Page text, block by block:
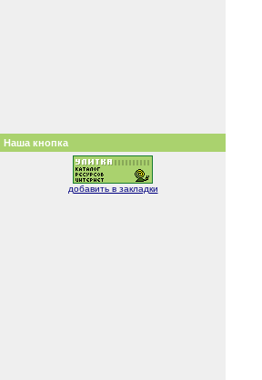
Наша кнопка
добавить в закладки